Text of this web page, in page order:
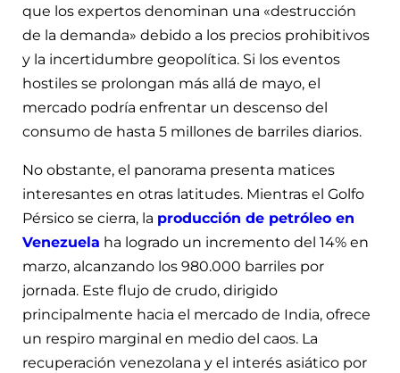
que los expertos denominan una «destrucción
de la demanda» debido a los precios prohibitivos
y la incertidumbre geopolítica. Si los eventos
hostiles se prolongan más allá de mayo, el
mercado podría enfrentar un descenso del
consumo de hasta 5 millones de barriles diarios.
No obstante, el panorama presenta matices
interesantes en otras latitudes. Mientras el Golfo
Pérsico se cierra, la producción de petróleo en
Venezuela ha logrado un incremento del 14% en
marzo, alcanzando los 980.000 barriles por
jornada. Este flujo de crudo, dirigido
principalmente hacia el mercado de India, ofrece
un respiro marginal en medio del caos. La
recuperación venezolana y el interés asiático por